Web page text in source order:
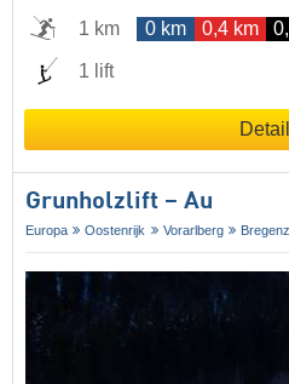
1 km
0 km 0,4 km
1 lift
Grunholzlift – Au
Europa Oostenrijk Vorarlberg Bregenz